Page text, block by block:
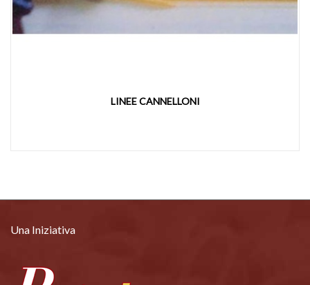
LINEE CANNELLONI
Una Iniziativa